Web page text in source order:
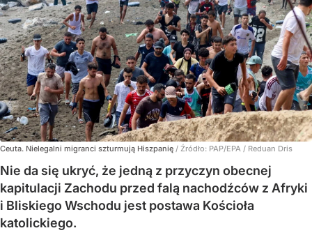
Ceuta. Nielegalni migranci szturmują Hiszpanię / Źródło: PAP/EPA / Reduan Dris
Nie da się ukryć, że jedną z przyczyn obecnej
kapitulacji Zachodu przed falą nachodźców z Afryki
i Bliskiego Wschodu jest postawa Kościoła
katolickiego.